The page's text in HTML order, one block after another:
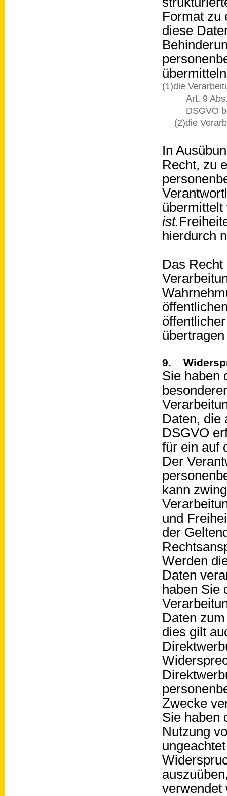
Format zu
diese
(1)die
Art. 9
DSGVO
(2)die
In
Recht, zu
ist.
hierdurch
Das
9.
Sie haben
Daten, die
DSGVO
für ein auf
Der
kann
und
der
Werden
Daten
haben Sie
Daten
dies gilt
Zwecke
Sie haben
Nutzung
verwendet